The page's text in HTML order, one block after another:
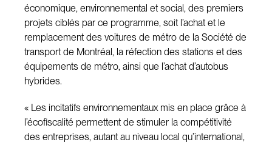
économique, environnemental et social, des premiers
projets ciblés par ce programme, soit l’achat et le
remplacement des voitures de métro de la Société de
transport de Montréal, la réfection des stations et des
équipements de métro, ainsi que l’achat d’autobus
hybrides.
« Les incitatifs environnementaux mis en place grâce à
l’écofiscalité permettent de stimuler la compétitivité
des entreprises, autant au niveau local qu’international,